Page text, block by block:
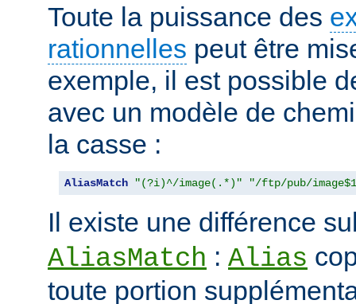
Toute la puissance des
rationnelles peut être
exemple, il est possible
avec un modèle de
la casse :
AliasMatch "(?i)^/image(.*)" "/ftp/pub/
Il existe une différence
AliasMatch : Alias
toute portion